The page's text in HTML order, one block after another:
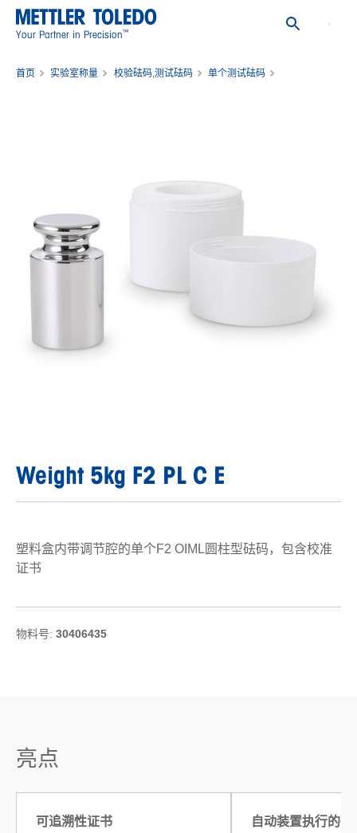
Your Partner in Precision™
首页 实验室称量 校验砝码,测试砝码
单个测试砝码
Weight 5kg F2 PL C E
塑料盒内带调节腔的单个F2 OIML圆柱型砝码，包含校准
证书
物料号: 30406435
亮点
可追溯性证书
自动装置执行的砝